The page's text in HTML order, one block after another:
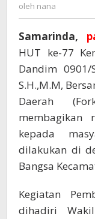
oleh nana
Samarinda,
HUT ke-77
Dandim
S.H.,M.M,
Daerah
membagikan
kepada
dilakukan di
Bangsa
Kegiatan
dihadiri